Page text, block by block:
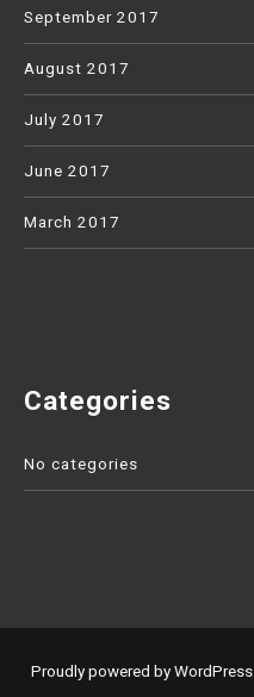
September 2017
August 2017
July 2017
June 2017
March 2017
Categories
No categories
Proudly powered by WordPress